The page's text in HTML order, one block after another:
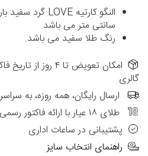
سانتی متر می باشد.
رنگ طلا سفید می باشد.
امکان تعویض تا ۴
گالری
ارسال رایگان، همه روزه، به
طلای ۱۸ عیار با ارائه فاکتور رسمی
پشتیبانی در ساعات اداری
راهنمای انتخاب سایز